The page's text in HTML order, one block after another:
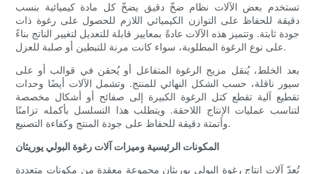
تستخدم بعض الآلات نظام ضخّ دقيق يضخّ كل مادة كيميائية بنسب
دقيقة للحفاظ على التوازن الكيميائي اللازم للحصول على رغوة ذات
جودة ثابتة. وتتميز هذه الآلات عادةً بمعايير قابلة للتعديل لتغيير الناتج بناءً
على نوع الرغوة المطلوبة، سواء كانت مرنة للتبطين أو صلبة للعزل.
بعد الخلط، يُنقل مزيج الرغوة المتفاعل أو يُحقن في قوالب أو على
سيور ناقلة، حسب الشكل النهائي للمنتج. وتشمل الآلات أيضًا وحدات
تقطيع آلية تقطع كتل الرغوة الكبيرة إلى صفائح أو أشكال مخصصة
لتناسب عمليات الإنتاج اللاحقة. ويتطلب هذا التسلسل بأكمله تزامنًا
وأتمتة دقيقة للحفاظ على جودة المنتج وكفاءة التصنيع.
المكونات الرئيسية وميزات آلات رغوة البولي يوريثان
تُعدّ آلات إنتاج رغوة البولي يوريثان مجموعة معقدة من مكونات متعددة